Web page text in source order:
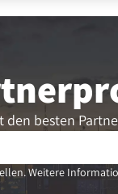
besten
Weitere